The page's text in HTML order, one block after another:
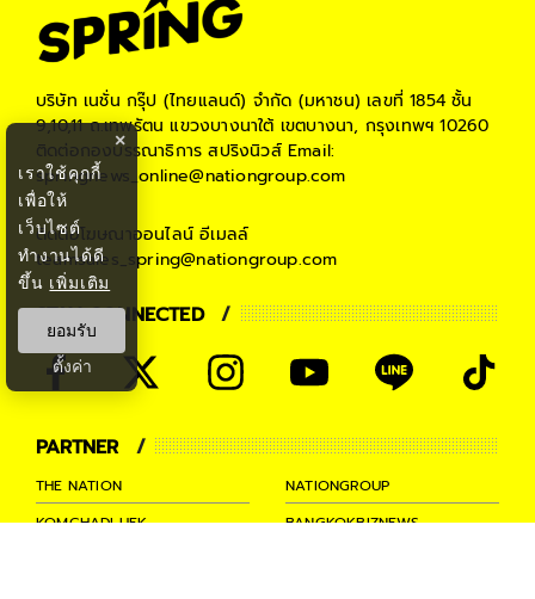
บริษัท เนชั่น กรุ๊ป (ไทยแลนด์) จำกัด (มหาชน) เลขที่ 1854 ชั้น
9,10,11 ถ.เทพรัตน แขวงบางนาใต้ เขตบางนา, กรุงเทพฯ 10260
ติดต่อกองบรรณาธิการ สปริงนิวส์Email:
springnews_online@nationgroup.com
ติดต่อโฆษณาออนไลน์ อีเมลล์
teamsales_spring@nationgroup.com
STAY CONNECTED
PARTNER
THE NATION
NATIONGROUP
KOMCHADLUEK
BANGKOKBIZNEWS
×
เราใช้คุกกี้
เพื่อให้
เว็บไซต์
ทำงานได้ดี
ขึ้น เพิ่มเติม
ยอมรับ
ตั้งค่า